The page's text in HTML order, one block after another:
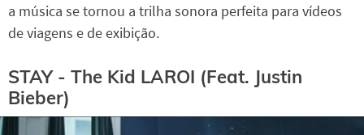
a música se tornou a trilha sonora perfeita para vídeos
de viagens e de exibição.
STAY - The Kid LAROI (Feat. Justin
Bieber)